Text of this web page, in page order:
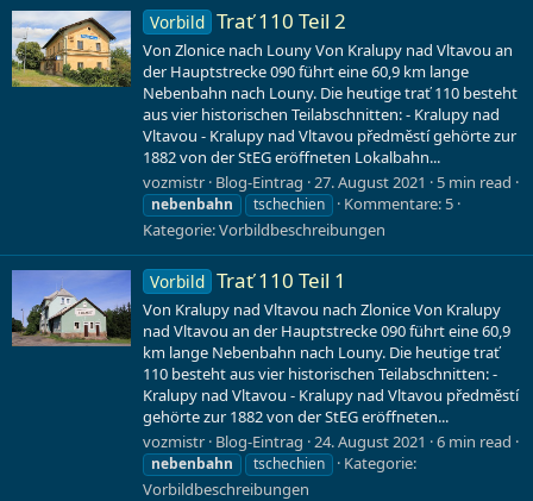
Vorbild Trať 110 Teil 2
Von Zlonice nach Louny Von Kralupy nad Vltavou an
der Hauptstrecke 090 führt eine 60,9 km lange
Nebenbahn nach Louny. Die heutige trať 110 besteht
aus vier historischen Teilabschnitten: - Kralupy nad
Vltavou - Kralupy nad Vltavou předměstí gehörte zur
1882 von der StEG eröffneten Lokalbahn...
vozmistr Blog-Eintrag 27. August 2021 5 min read
nebenbahn tschechien
Kommentare: 5
Kategorie:Vorbildbeschreibungen
Vorbild Trať 110 Teil 1
Von Kralupy nad Vltavou nach Zlonice Von Kralupy
nad Vltavou an der Hauptstrecke 090 führt eine 60,9
km lange Nebenbahn nach Louny. Die heutige trať
110 besteht aus vier historischen Teilabschnitten: -
Kralupy nad Vltavou - Kralupy nad Vltavou předměstí
gehörte zur 1882 von der StEG eröffneten...
vozmistr Blog-Eintrag 24. August 2021 6 min read
nebenbahn tschechien
Kategorie:
Vorbildbeschreibungen